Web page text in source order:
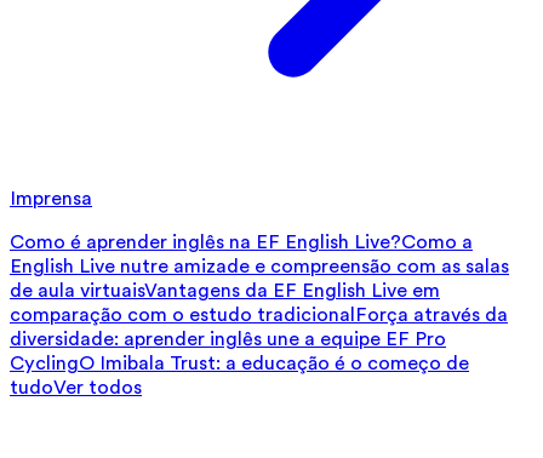
Imprensa
Como é aprender inglês na EF English Live?Como a
English Live nutre amizade e compreensão com as salas
de aula virtuaisVantagens da EF English Live em
comparação com o estudo tradicional Força através da
diversidade: aprender inglês une a equipe EF Pro
CyclingO Imibala Trust: a educação é o começo de
tudoVer todos